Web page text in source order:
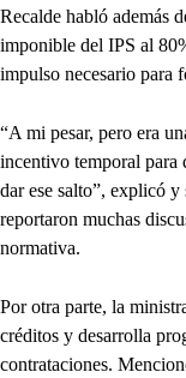
Recalde habló además
imponible del IPS al
impulso necesario para
“A mi pesar, pero era
incentivo temporal para
dar ese salto”, explicó y
reportaron muchas
normativa.
Por otra parte, la
créditos y desarrolla
contrataciones.